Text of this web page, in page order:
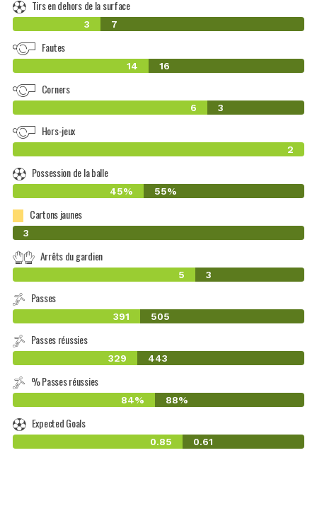
Tirs en dehors de la surface
3 7
Fautes
14 16
Corners
6 3
Hors-jeux
2
Possession de la balle
45% 55%
Cartons jaunes
0
3
Arrêts du gardien
5 3
Passes
391 505
Passes réussies
329 443
% Passes réussies
84% 88%
Expected Goals
0.85 0.61